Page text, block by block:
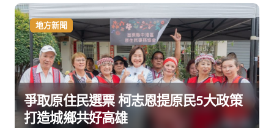
地方新聞
爭取原住民選票 柯志恩提原民5大政策
打造城鄉共好高雄